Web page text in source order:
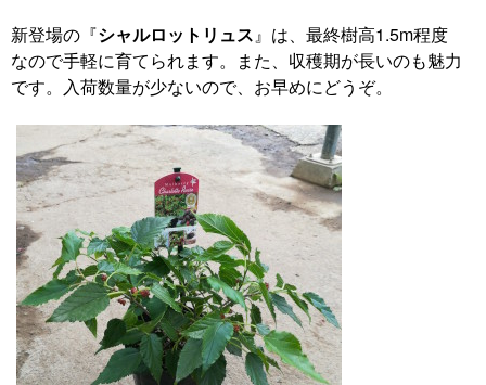
新登場の『シャルロットリュス』は、最終樹高1.5m程度
なので手軽に育てられます。また、収穫期が長いのも魅力
です。入荷数量が少ないので、お早めにどうぞ。